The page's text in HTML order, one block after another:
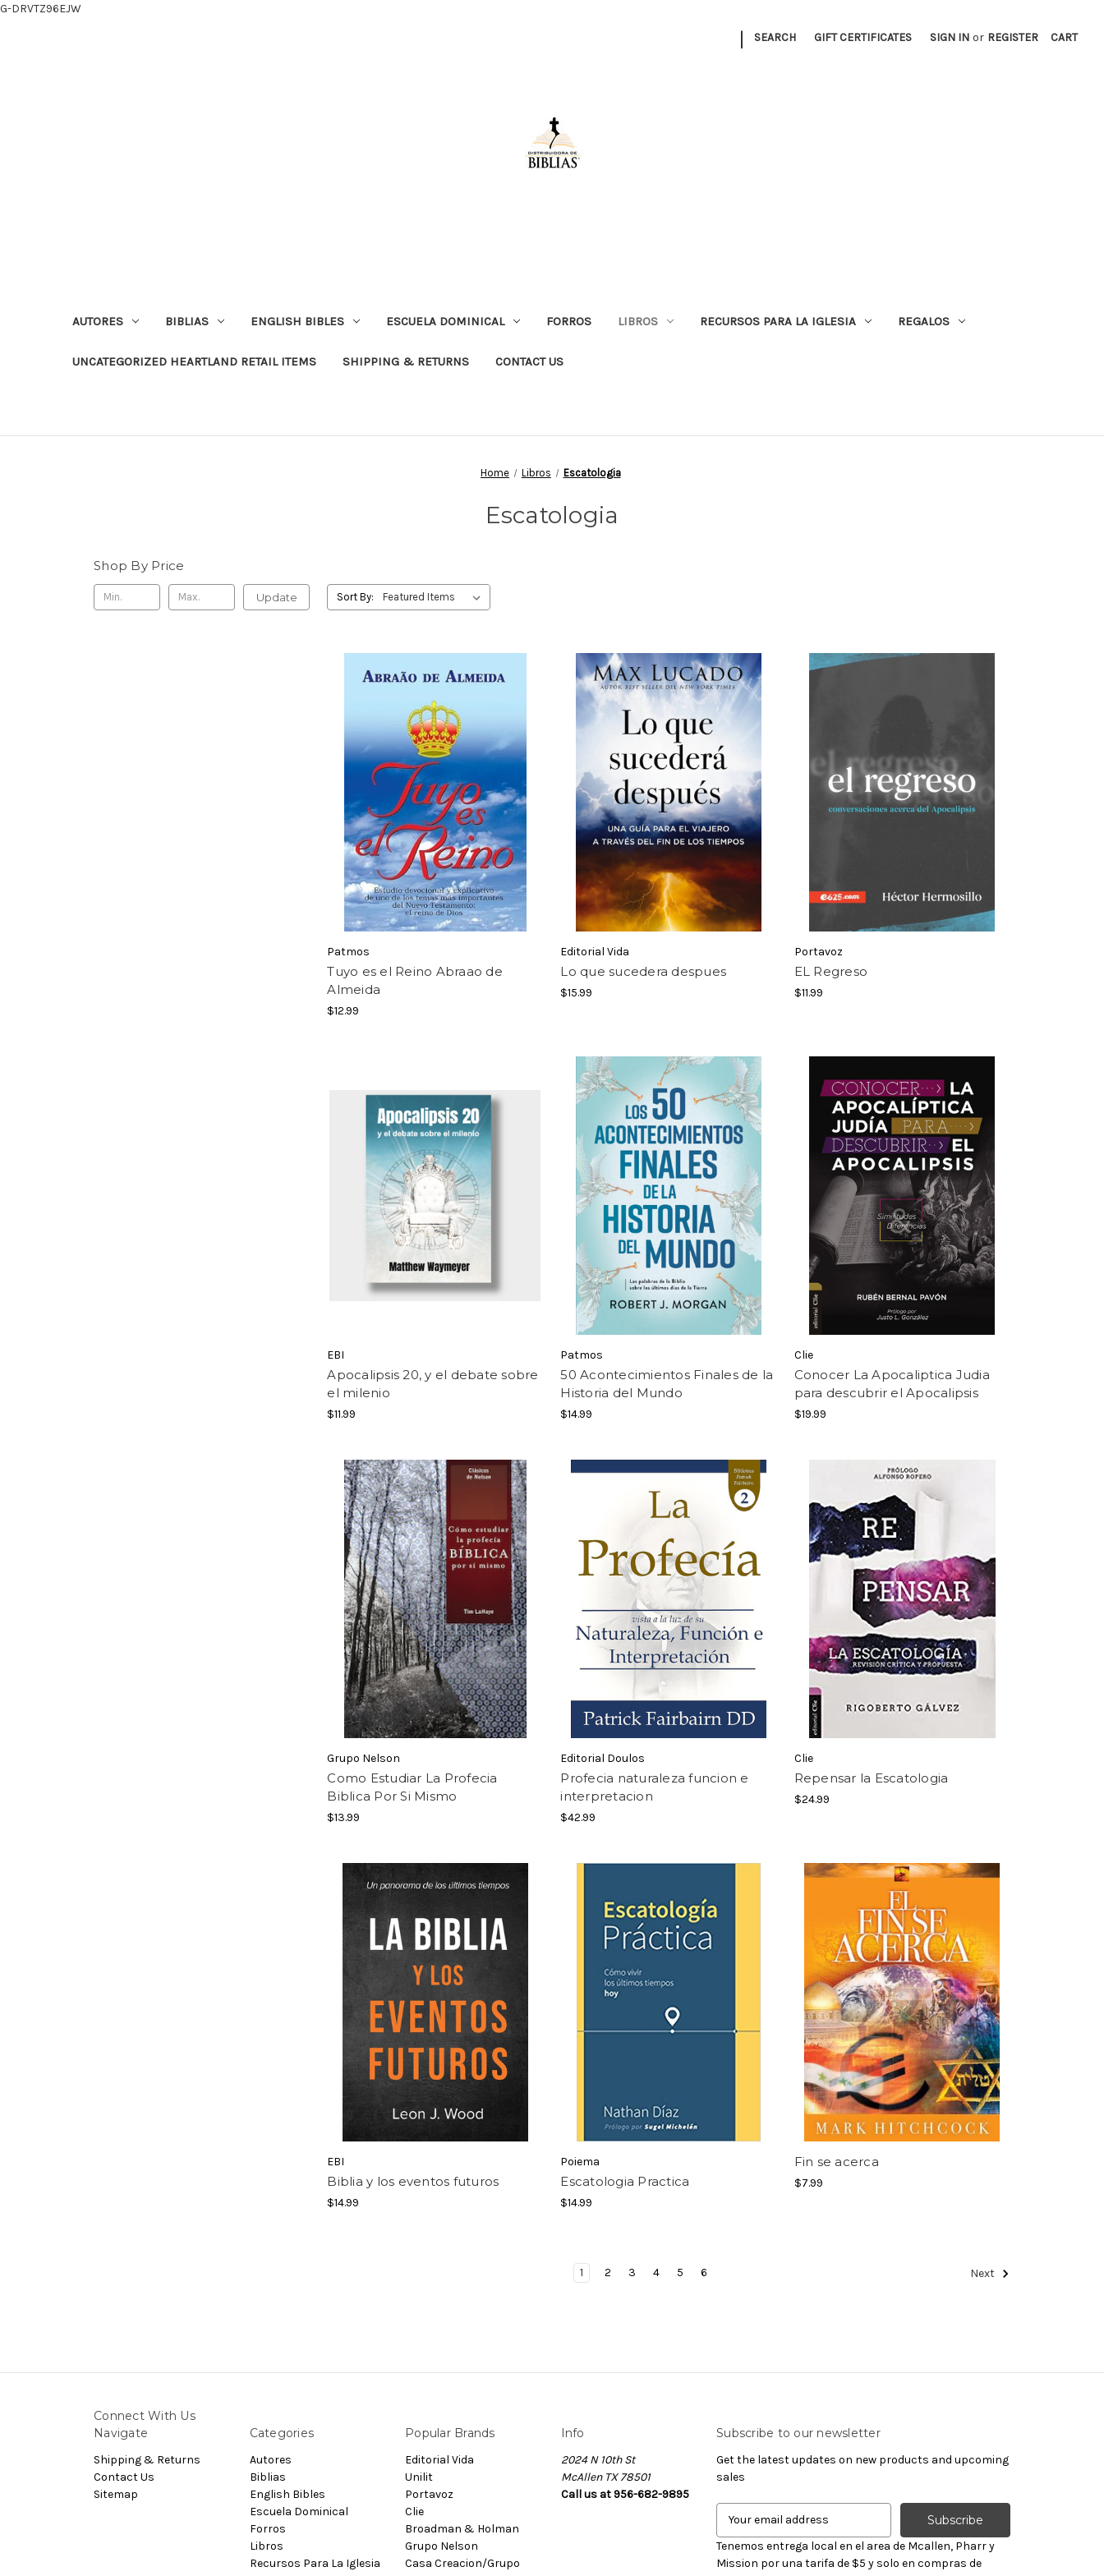
G-DRVTZ96EJW
| SEARCH GIFT CERTIFICATES SIGN IN or REGISTER CART
AUTORES BIBLIAS ENGLISH BIBLES ESCUELA DOMINICAL FORROS LIBROS RECURSOS PARA LA IGLESIA REGALOS
UNCATEGORIZED HEARTLAND RETAIL ITEMS SHIPPING & RETURNS CONTACT US
Home Libros Escatologia
Escatologia
Shop By Price
Update Sort By:
Patmos
Tuyo es el Reino Abraao de
Almeida
$12.99
Editorial Vida
Lo que sucedera despues
$15.99
Portavoz
EL Regreso
$11.99
EBI
Apocalipsis 20, y el debate sobre
el milenio
$11.99
Patmos
50 Acontecimientos Finales de la
Historia del Mundo
$14.99
Clie
Conocer La Apocaliptica Judia
para descubrir el Apocalipsis
$19.99
Grupo Nelson
Como Estudiar La Profecia
Biblica Por Si Mismo
$13.99
Editorial Doulos
Profecia naturaleza funcion e
interpretacion
$42.99
Clie
Repensar la Escatologia
$24.99
EBI
Biblia y los eventos futuros
$14.99
Poiema
Escatologia Practica
$14.99
Fin se acerca
$7.99
1 2 3 4 5 6 Next
Connect With Us
Navigate
Shipping & Returns
Contact Us
Sitemap
Categories
Autores
Biblias
English Bibles
Escuela Dominical
Forros
Libros
Recursos Para La Iglesia
Popular Brands
Editorial Vida
Unilit
Portavoz
Clie
Broadman & Holman
Grupo Nelson
Casa Creacion/Grupo
Info
2024 N 10th St
McAllen TX 78501
Call us at 956-682-9895
Subscribe to our newsletter
Get the latest updates on new products and upcoming
sales
a
i
Tenemos entrega local en el area de Mcallen, Pharr y
Mission por una tarifa de $5 y solo en compras de